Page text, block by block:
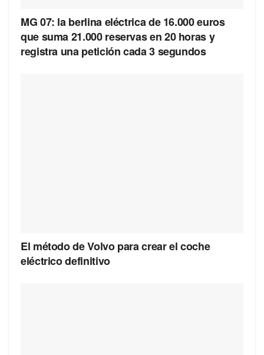
MG 07: la berlina eléctrica de 16.000 euros
que suma 21.000 reservas en 20 horas y
registra una petición cada 3 segundos
El método de Volvo para crear el coche
eléctrico definitivo